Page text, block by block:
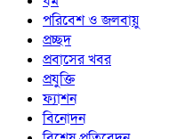
পরিবেশ ও জলবায়ু
প্রচ্ছদ
প্রবাসের খবর
প্রযুক্তি
ফ্যাশন
বিনোদন